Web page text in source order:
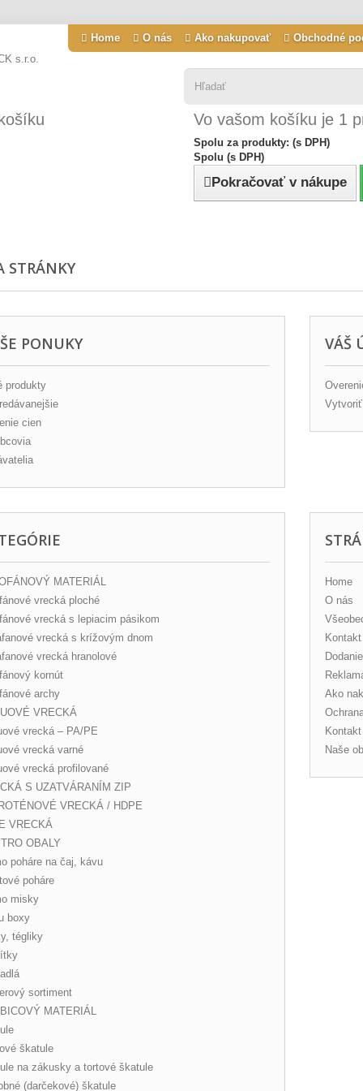
Home O nás Ako nakupovať Obchodné
Vo vašom košíku je 1
Spolu za produkty: (s DPH)
Spolu (s DPH)
Pokračovať v nákupe
STRÁNKY
PONUKY
produkty
cien
VÁŠ
MATERIÁL
vrecká ploché
vrecká s lepiacim pásikom
vrecká s krížovým dnom
vrecká hranolové
kornút
archy
VRECKÁ
vrecká – PA/PE
vrecká varné
vrecká profilované
S UZATVÁRANÍM ZIP
VRECKÁ / HDPE
VRECKÁ
OBALY
poháre na čaj, kávu
poháre
misky
boxy
tégliky
sortiment
MATERIÁL
škatule
na zákusky a tortové škatule
(darčekové) škatule
Home
O nás
Kontakt
Ako
Kontakt
Naše